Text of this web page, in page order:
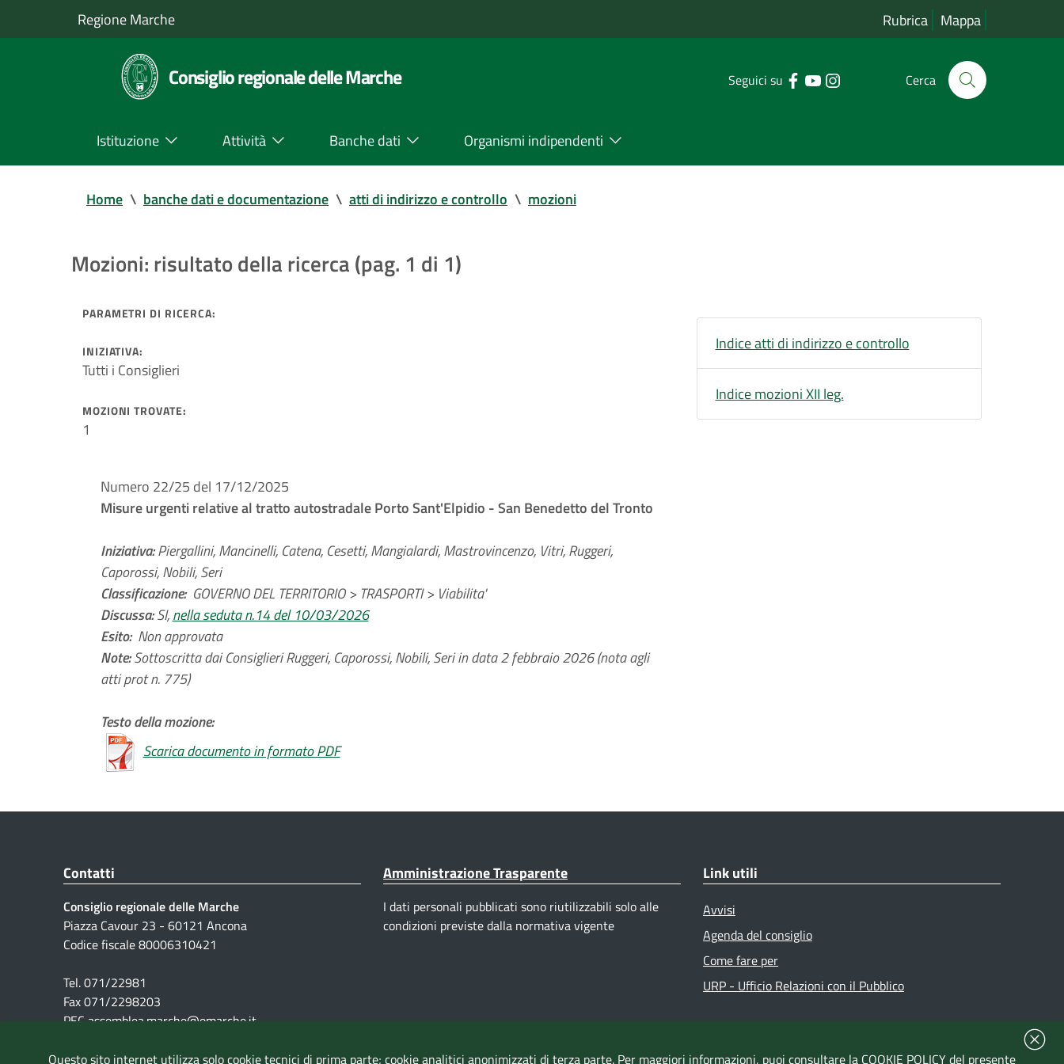
Regione Marche Rubrica Mappa
Consiglio regionale delle Marche Seguici su Cerca
Istituzione Attività Banche dati Organismi indipendenti
Home \ banche dati e documentazione \ atti di indirizzo e controllo \ mozioni
Mozioni: risultato della ricerca (pag. 1 di 1)
PARAMETRI DI RICERCA:
INIZIATIVA:
Tutti i Consiglieri
MOZIONI TROVATE:
1
Numero 22/25 del 17/12/2025
Misure urgenti relative al tratto autostradale Porto Sant'Elpidio - San Benedetto del Tronto
Iniziativa:Piergallini, Mancinelli, Catena, Cesetti, Mangialardi, Mastrovincenzo, Vitri, Ruggeri,
Caporossi, Nobili, Seri
Classificazione: GOVERNO DEL TERRITORIO > TRASPORTI > Viabilita'
Discussa:SI,nella seduta n.14 del 10/03/2026
Esito: Non approvata
Note:Sottoscritta dai Consiglieri Ruggeri, Caporossi, Nobili, Seri in data 2 febbraio 2026 (nota agli
atti prot n. 775)
Testo della mozione:
Scarica documento in formato PDF
Indice atti di indirizzo e controllo
Indice mozioni XII leg.
Contatti
Consiglio regionale delle Marche
Piazza Cavour 23 - 60121 Ancona
Codice fiscale 80006310421
Tel. 071/22981
Fax 071/2298203
PEC assemblea.marche@emarche.it
Amministrazione Trasparente
I dati personali pubblicati sono riutilizzabili solo alle
condizioni previste dalla normativa vigente
Link utili
Avvisi
Agenda del consiglio
Come fare per
URP - Ufficio Relazioni con il Pubblico
Questo sito internet utilizza solo cookie tecnici di prima parte; cookie analitici anonimizzati di terza parte. Per maggiori informazioni, puoi consultare la COOKIE POLICYdel presente